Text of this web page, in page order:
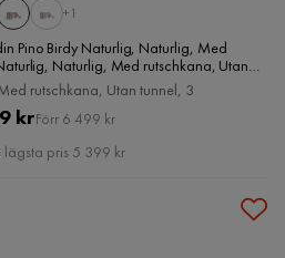
+1
Pino Birdy Naturlig, Naturlig, Med
Naturlig, Med rutschkana, Utan
tunnel, 3
rutschkana, Utan tunnel, 3
Pris
krOriginal
Pris
Förr 6 499 kr
lägsta pris 5 399 kr